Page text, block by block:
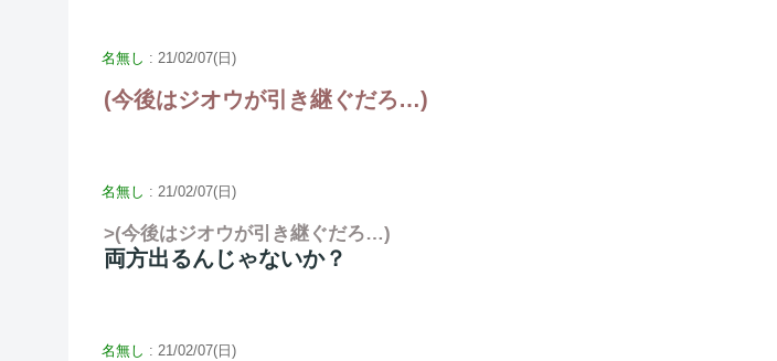
名無し : 21/02/07(日)
(今後はジオウが引き継ぐだろ…)
名無し : 21/02/07(日)
>(今後はジオウが引き継ぐだろ…)
両方出るんじゃないか？
名無し : 21/02/07(日)